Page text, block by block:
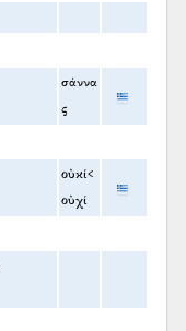
σάννα
ς
οὐκί<
οὐχί